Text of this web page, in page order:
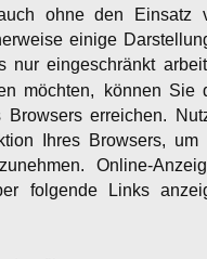
ohne den Einsatz
einige
nur eingeschränkt
möchten, können Sie
Browsers erreichen.
Ihres Browsers, um
Online-
folgende Links